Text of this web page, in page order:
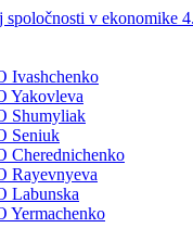
v ekonomike
Ivashchenko
Yakovleva
Shumyliak
Seniuk
Cherednichenko
Rayevnyeva
Labunska
Yermachenko